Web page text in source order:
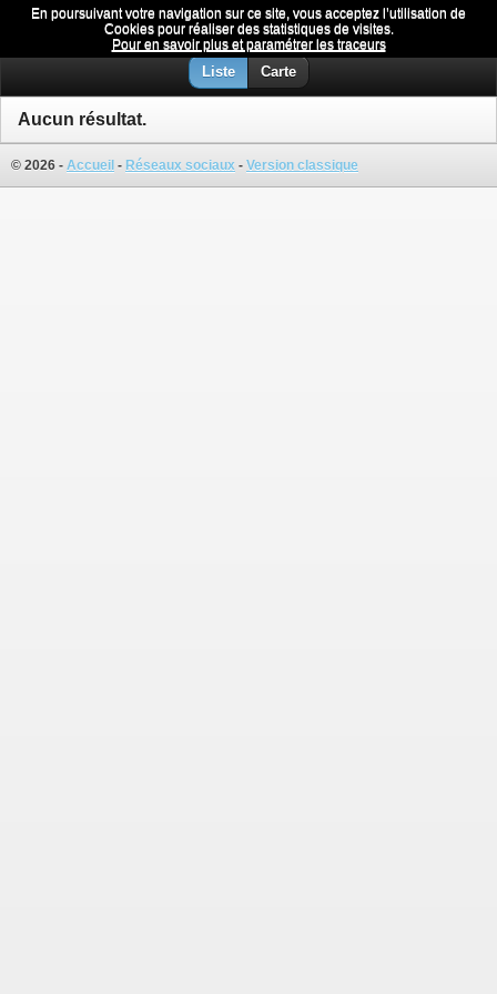
En poursuivant votre navigation sur ce site, vous acceptez l’utilisation de
Cookies pour réaliser des statistiques de visites.
Pour en savoir plus et paramétrer les traceurs
Vitres teintées Menu
Liste Carte
Aucun résultat.
© 2026 - Accueil - Réseaux sociaux - Version classique